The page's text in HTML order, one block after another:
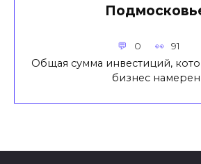
0 91
Общая сумма инвестиций,
бизнес намерен